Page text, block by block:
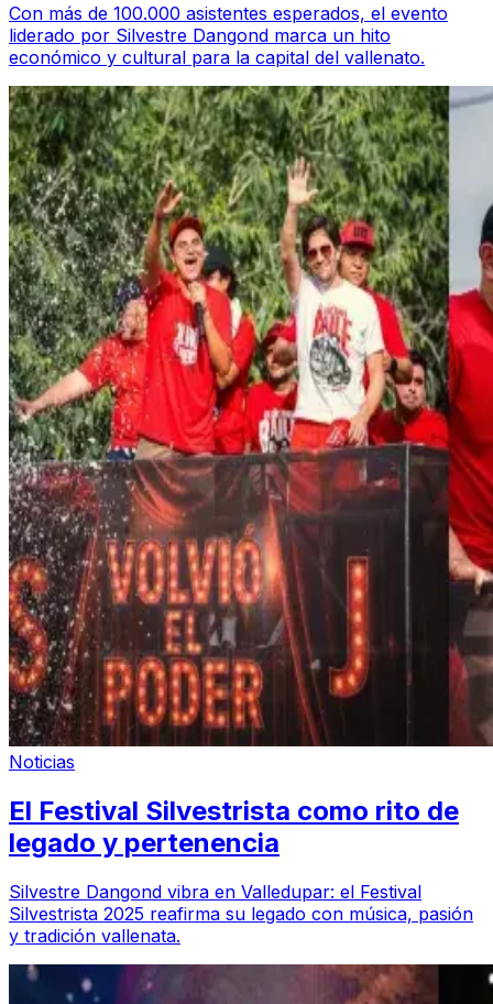
Con más de 100.000 asistentes esperados, el evento
liderado por Silvestre Dangond marca un hito
económico y cultural para la capital del vallenato.
Noticias
El Festival Silvestrista como rito de
legado y pertenencia
Silvestre Dangond vibra en Valledupar: el Festival
Silvestrista 2025 reafirma su legado con música, pasión
y tradición vallenata.